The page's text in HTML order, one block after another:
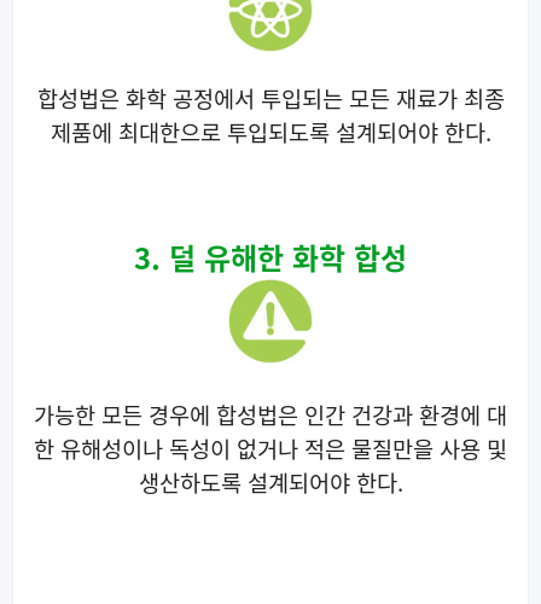
합성법은 화학 공정에서 투입되는 모든 재료가 최종
제품에 최대한으로 투입되도록 설계되어야 한다.
3. 덜 유해한 화학 합성
가능한 모든 경우에 합성법은 인간 건강과 환경에 대
한 유해성이나 독성이 없거나 적은 물질만을 사용 및
생산하도록 설계되어야 한다.